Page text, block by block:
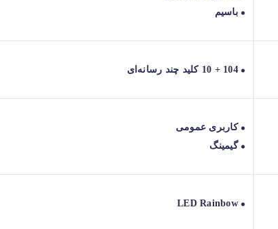
باسیم
104 + 10 کلید چند رسانه‌ای
کاربری عمومی
گیمینگ
LED Rainbow